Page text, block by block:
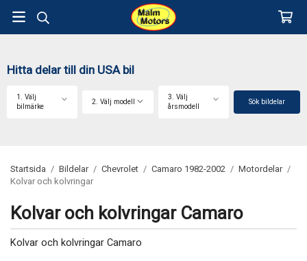
Hitta delar till din USA bil
1. Välj
bilmärke
2. Välj modell
3. Välj
årsmodell
Sök bildelar
Startsida / Bildelar / Chevrolet / Camaro 1982-2002 / Motordelar /
Kolvar och kolvringar
Kolvar och kolvringar Camaro
Kolvar och kolvringar Camaro